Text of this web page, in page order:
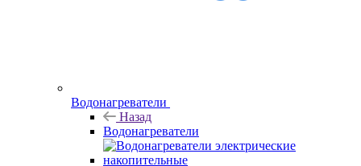
Водонагреватели
Назад
Водонагреватели